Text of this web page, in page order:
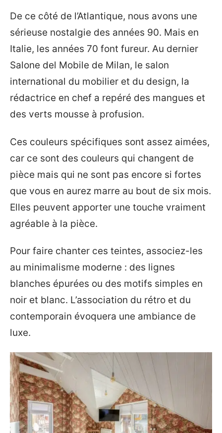
De ce côté de l’Atlantique, nous avons une
sérieuse nostalgie des années 90. Mais en
Italie, les années 70 font fureur. Au dernier
Salone del Mobile de Milan, le salon
international du mobilier et du design, la
rédactrice en chef a repéré des mangues et
des verts mousse à profusion.
Ces couleurs spécifiques sont assez aimées,
car ce sont des couleurs qui changent de
pièce mais qui ne sont pas encore si fortes
que vous en aurez marre au bout de six mois.
Elles peuvent apporter une touche vraiment
agréable à la pièce.
Pour faire chanter ces teintes, associez-les
au minimalisme moderne : des lignes
blanches épurées ou des motifs simples en
noir et blanc. L’association du rétro et du
contemporain évoquera une ambiance de
luxe.